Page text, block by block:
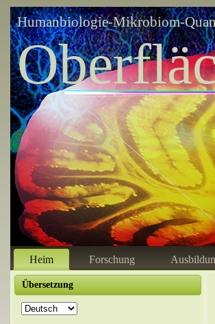
Humanbiologie-Mikrobiom-
Heim Forschung
Übersetzung